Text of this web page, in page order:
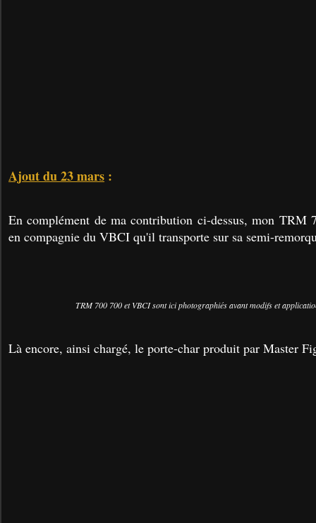
Ajout du 23 mars :
En complément de ma contribution ci-dessus, mon TRM
en compagnie du VBCI qu'il transporte sur sa semi-
TRM 700 700 et VBCI sont ici photographiés avant modifs et
Là encore, ainsi chargé, le porte-char produit par Master